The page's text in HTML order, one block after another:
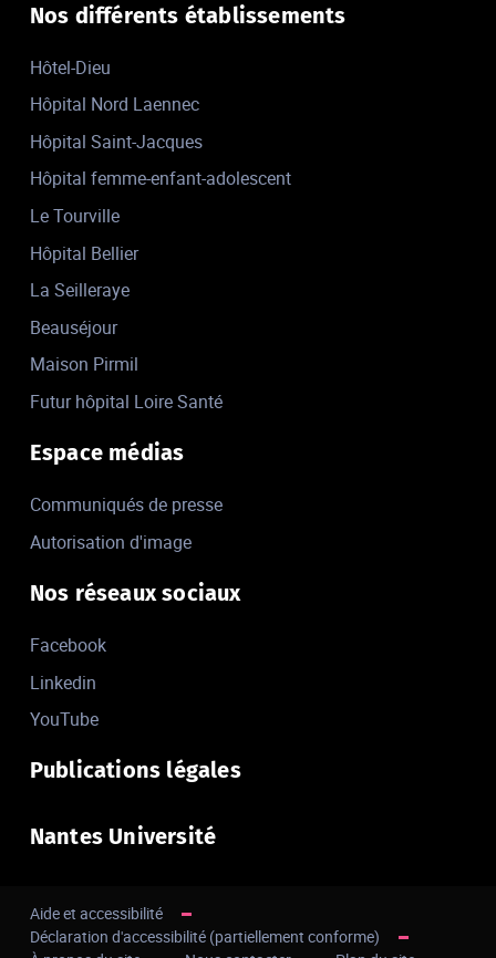
Nos différents établissements
Hôtel-Dieu
Hôpital Nord Laennec
Hôpital Saint-Jacques
Hôpital femme-enfant-adolescent
Le Tourville
Hôpital Bellier
La Seilleraye
Beauséjour
Maison Pirmil
Futur hôpital Loire Santé
Espace médias
Communiqués de presse
Autorisation d'image
Nos réseaux sociaux
Facebook
Linkedin
YouTube
Publications légales
Nantes Université
Aide et accessibilité
Déclaration d'accessibilité (partiellement conforme)